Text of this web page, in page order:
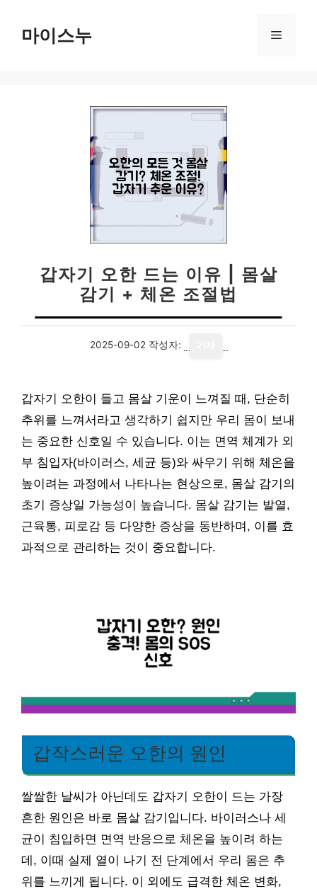
마이스누 메
갑자기 오한 드는 이유 | 몸살
감기 + 체온 조절법
2025-09-02 작성자:
갑자기 오한이 들고 몸살 기운이 느껴질 때, 단순히
추위를 느껴서라고 생각하기 쉽지만 우리 몸이 보내
는 중요한 신호일 수 있습니다. 이는 면역 체계가 외
부 침입자(바이러스, 세균 등)와 싸우기 위해 체온을
높이려는 과정에서 나타나는 현상으로, 몸살 감기의
초기 증상일 가능성이 높습니다. 몸살 감기는 발열,
근육통, 피로감 등 다양한 증상을 동반하며, 이를 효
과적으로 관리하는 것이 중요합니다.
갑작스러운 오한의 원인
쌀쌀한 날씨가 아닌데도 갑자기 오한이 드는 가장
흔한 원인은 바로 몸살 감기입니다. 바이러스나 세
균이 침입하면 면역 반응으로 체온을 높이려 하는
데, 이때 실제 열이 나기 전 단계에서 우리 몸은 추
위를 느끼게 됩니다. 이 외에도 급격한 체온 변화,